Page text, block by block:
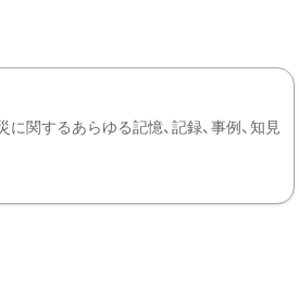
関するあらゆる記憶、記録、事例、知見